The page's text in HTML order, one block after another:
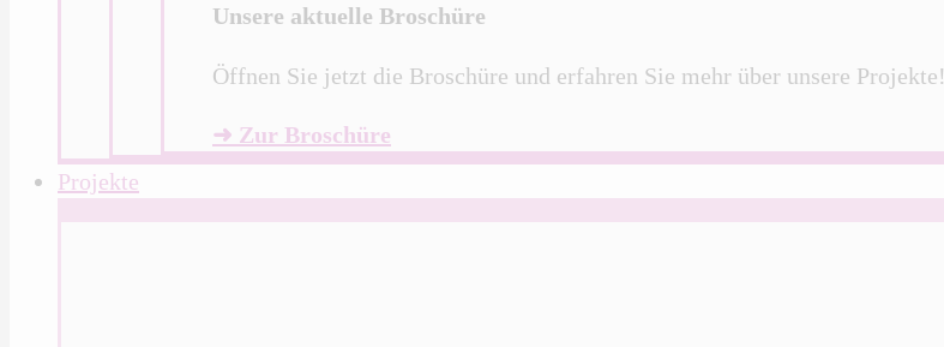
Unsere aktuelle Broschüre
Öffnen Sie jetzt die Broschüre und erfahren Sie mehr über unsere Projekte!
➜ Zur Broschüre
Projekte